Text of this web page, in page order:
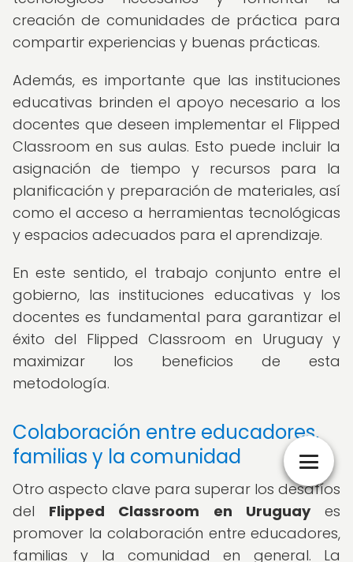
creación de comunidades de práctica para
compartir experiencias y buenas prácticas.
Además, es importante que las instituciones
educativas brinden el apoyo necesario a los
docentes que deseen implementar el Flipped
Classroom en sus aulas. Esto puede incluir la
asignación de tiempo y recursos para la
planificación y preparación de materiales, así
como el acceso a herramientas tecnológicas
y espacios adecuados para el aprendizaje.
En este sentido, el trabajo conjunto entre el
gobierno, las instituciones educativas y los
docentes es fundamental para garantizar el
éxito del Flipped Classroom en Uruguay y
maximizar los beneficios de esta
metodología.
Colaboración entre educadores,
familias y la comunidad
Otro aspecto clave para superar los desafíos
del Flipped Classroom en Uruguayes
promover la colaboración entre educadores,
familias y la comunidad en general. La